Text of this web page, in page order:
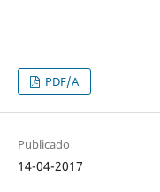
PDF/A
Publicado
14-04-2017